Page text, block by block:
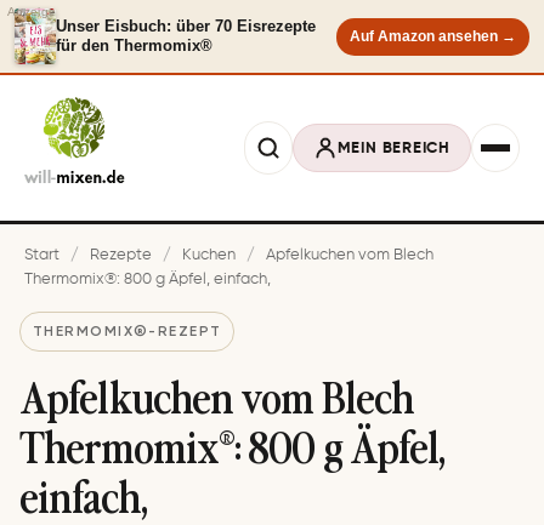
Anzeige
Unser Eisbuch: über 70 Eisrezepte
für den Thermomix®
Auf Amazon ansehen →
MEIN BEREICH
Start / Rezepte / Kuchen /
Apfelkuchen vom Blech
Thermomix®: 800 g Äpfel, einfach,
THERMOMIX®-REZEPT
Apfelkuchen vom Blech
Thermomix®: 800 g Äpfel,
einfach,